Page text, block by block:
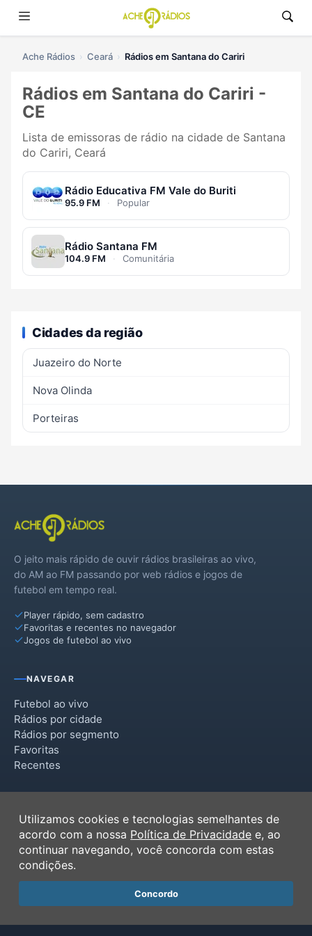
Ache Rádios Ceará Rádios em Santana do Cariri
Rádios em Santana do Cariri -
CE
Lista de emissoras de rádio na cidade de Santana
do Cariri, Ceará
Rádio Educativa FM Vale do Buriti
95.9 FM · Popular
Rádio Santana FM
104.9 FM · Comunitária
Cidades da região
Juazeiro do Norte
Nova Olinda
Porteiras
O jeito mais rápido de ouvir rádios brasileiras ao vivo,
do AM ao FM passando por web rádios e jogos de
futebol em tempo real.
Player rápido, sem cadastro
Favoritas e recentes no navegador
Jogos de futebol ao vivo
NAVEGAR
Futebol ao vivo
Rádios por cidade
Rádios por segmento
Favoritas
Recentes
Termos de Uso
Política de Privacidade
Ferramentas
Contato
Utilizamos cookies e tecnologias semelhantes de
acordo com a nossa Política de Privacidade e, ao
continuar navegando, você concorda com estas
condições.
Concordo